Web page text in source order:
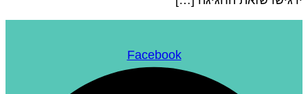
Facebook